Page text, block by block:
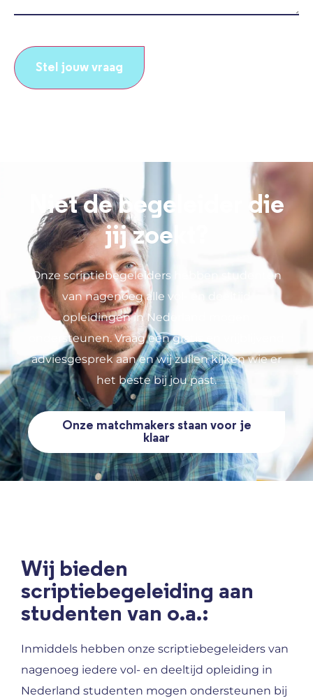
Niet de begeleider die
jij zoekt?
Onze scriptiebegeleiders hebben studenten
van nagenoeg alle vol- en deeltijd
opleidingen in Nederland mogen
ondersteunen. Vraag een gratis en vrijblijvend
adviesgesprek aan en wij zullen kijken wie er
het beste bij jou past.
Onze matchmakers staan voor je
klaar
Wij bieden
scriptiebegeleiding aan
studenten van o.a.:
Inmiddels hebben onze scriptiebegeleiders van
nagenoeg iedere vol- en deeltijd opleiding in
Nederland studenten mogen ondersteunen bij